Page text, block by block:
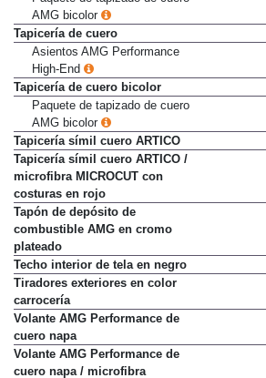
Paquete de tapizado de cuero
AMG bicolor
Tapicería de cuero
Asientos AMG Performance
High-End
Tapicería de cuero bicolor
Paquete de tapizado de cuero
AMG bicolor
Tapicería símil cuero ARTICO
Tapicería símil cuero ARTICO /
microfibra MICROCUT con
costuras en rojo
Tapón de depósito de
combustible AMG en cromo
plateado
Techo interior de tela en negro
Tiradores exteriores en color
carrocería
Volante AMG Performance de
cuero napa
Volante AMG Performance de